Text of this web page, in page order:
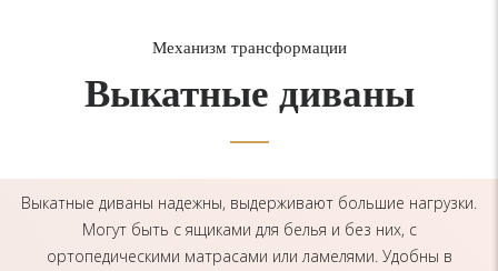
Механизм трансформации
Выкатные диваны
Выкатные диваны надежны, выдерживают большие нагрузки.
Могут быть с ящиками для белья и без них, с
ортопедическими матрасами или ламелями. Удобны в